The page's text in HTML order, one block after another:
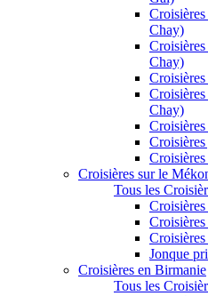
Chay)
Chay)
Chay)
Croisières sur le
Tous les
Jonque
Croisières en Birmanie
Tous les